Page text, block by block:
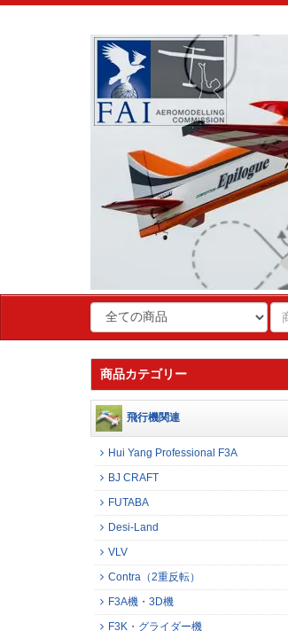
商品カテゴリー
飛行機関連
Hui Yang Professional F3A
BJ CRAFT
FUTABA
Desi-Land
VLV
Contra（2重反転）
F3A機・3D機
F3K・グライダー機